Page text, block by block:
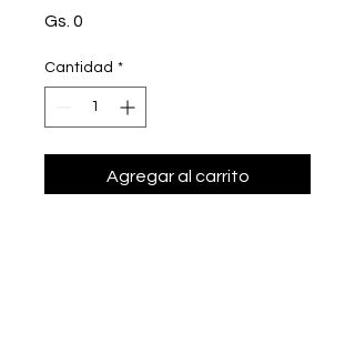
Gs. 0
Cantidad *
Agregar al carrito